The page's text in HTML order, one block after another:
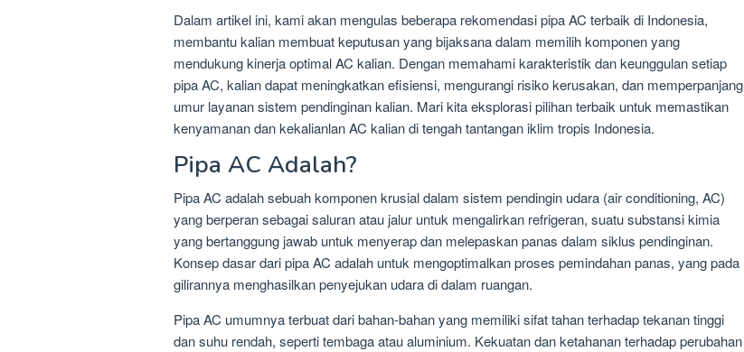
Dalam artikel ini, kami akan mengulas beberapa rekomendasi pipa AC terbaik di Indonesia,
membantu kalian membuat keputusan yang bijaksana dalam memilih komponen yang
mendukung kinerja optimal AC kalian. Dengan memahami karakteristik dan keunggulan setiap
pipa AC, kalian dapat meningkatkan efisiensi, mengurangi risiko kerusakan, dan memperpanjang
umur layanan sistem pendinginan kalian. Mari kita eksplorasi pilihan terbaik untuk memastikan
kenyamanan dan kekalianlan AC kalian di tengah tantangan iklim tropis Indonesia.
Pipa AC Adalah?
Pipa AC adalah sebuah komponen krusial dalam sistem pendingin udara (air conditioning, AC)
yang berperan sebagai saluran atau jalur untuk mengalirkan refrigeran, suatu substansi kimia
yang bertanggung jawab untuk menyerap dan melepaskan panas dalam siklus pendinginan.
Konsep dasar dari pipa AC adalah untuk mengoptimalkan proses pemindahan panas, yang pada
gilirannya menghasilkan penyejukan udara di dalam ruangan.
Pipa AC umumnya terbuat dari bahan-bahan yang memiliki sifat tahan terhadap tekanan tinggi
dan suhu rendah, seperti tembaga atau aluminium. Kekuatan dan ketahanan terhadap perubahan